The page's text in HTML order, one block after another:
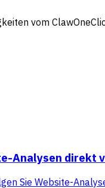
vom
Analysen direkt
Sie Website-